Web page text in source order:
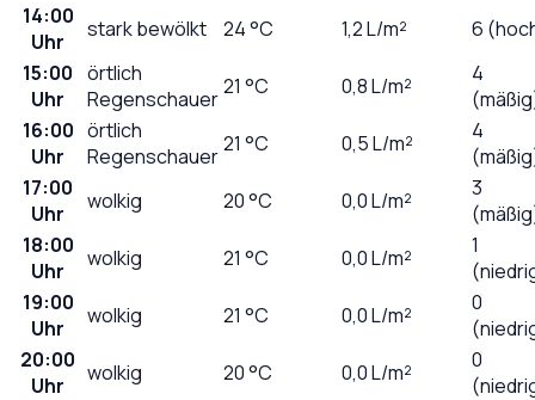
14:00
Uhr
stark bewölkt 24°C 1,2L/m²
6
15:00
Uhr
örtlich
Regenschauer21 °C 0,8L/m²
4
16:00
Uhr
örtlich
Regenschauer21 °C 0,5L/m²
4
17:00
Uhr
wolkig 20°C 0,0L/m²
3
18:00
Uhr
wolkig 21 °C 0,0L/m²
1
19:00
Uhr
wolkig 21 °C 0,0L/m²
0
20:00
Uhr
wolkig 20°C 0,0L/m²
0